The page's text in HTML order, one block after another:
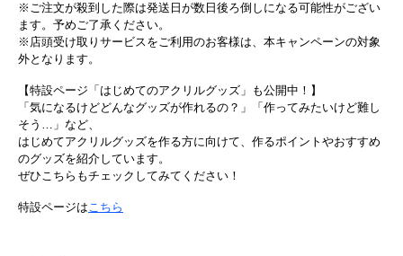
※ご注文が殺到した際は発送日が数日後ろ倒しになる可能性がござい
ます。予めご了承ください。
※店頭受け取りサービスをご利用のお客様は、本キャンペーンの対象
外となります。
【特設ページ「はじめてのアクリルグッズ」も公開中！】
「気になるけどどんなグッズが作れるの？」「作ってみたいけど難し
そう…」など、
はじめてアクリルグッズを作る方に向けて、作るポイントやおすすめ
のグッズを紹介しています。
ぜひこちらもチェックしてみてください！
特設ページはこちら